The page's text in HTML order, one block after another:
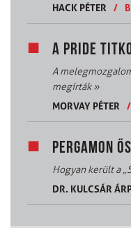
HACK PÉTER
/
A PRIDE
A
megírták»
MORVAY PÉTER
/
PERGAMON
Hogyan került a
DR. KULCSÁR